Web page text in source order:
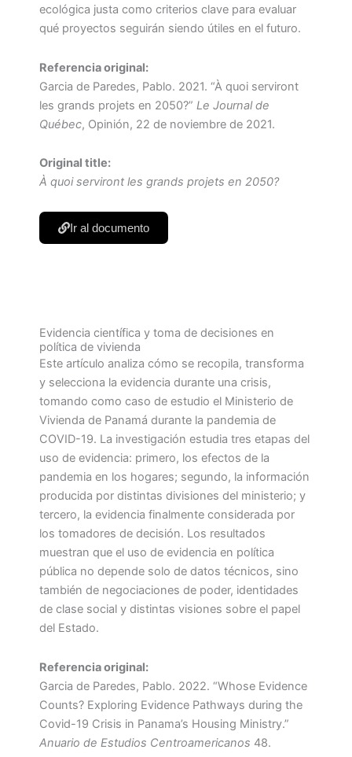
ecológica justa como criterios clave para evaluar
qué proyectos seguirán siendo útiles en el futuro.
Referencia original:
Garcia de Paredes, Pablo. 2021. “À quoi serviront
les grands projets en 2050?” Le Journal de
Québec, Opinión, 22 de noviembre de 2021.
Original title:
À quoi serviront les grands projets en 2050?
Ir al documento
Evidencia científica y toma de decisiones en
política de vivienda
Este artículo analiza cómo se recopila, transforma
y selecciona la evidencia durante una crisis,
tomando como caso de estudio el Ministerio de
Vivienda de Panamá durante la pandemia de
COVID-19. La investigación estudia tres etapas del
uso de evidencia: primero, los efectos de la
pandemia en los hogares; segundo, la información
producida por distintas divisiones del ministerio; y
tercero, la evidencia finalmente considerada por
los tomadores de decisión. Los resultados
muestran que el uso de evidencia en política
pública no depende solo de datos técnicos, sino
también de negociaciones de poder, identidades
de clase social y distintas visiones sobre el papel
del Estado.
Referencia original:
Garcia de Paredes, Pablo. 2022. “Whose Evidence
Counts? Exploring Evidence Pathways during the
Covid-19 Crisis in Panama’s Housing Ministry.”
Anuario de Estudios Centroamericanos 48.